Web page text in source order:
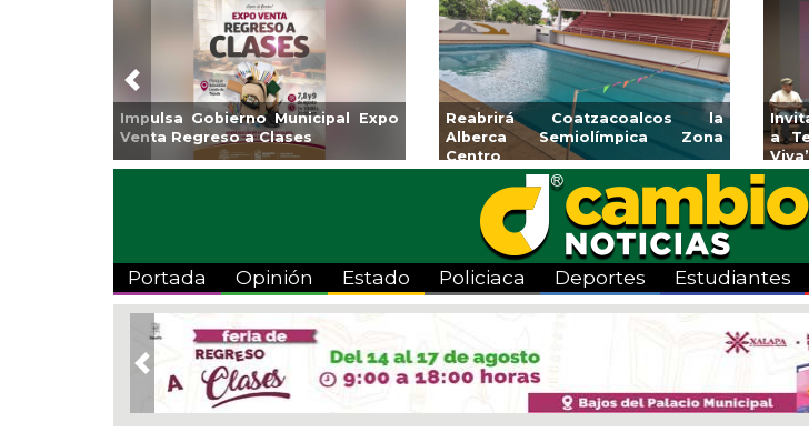
de Veracruz
de Artes “Escena
Aplicará CMAS el Programa de
Tandeo durante agosto
Guarniciones y banquetas para la
colonia El Mango en Pánuco
Previous
Portada Opinión Estado Policiaca Deportes Estudiantes
Previous